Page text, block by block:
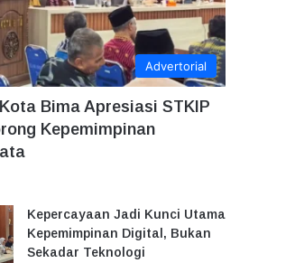
Advertorial
Bima Apresiasi STKIP
Kepemimpinan
Kepercayaan Jadi Kunci Utama
Kepemimpinan Digital, Bukan
Sekadar Teknologi